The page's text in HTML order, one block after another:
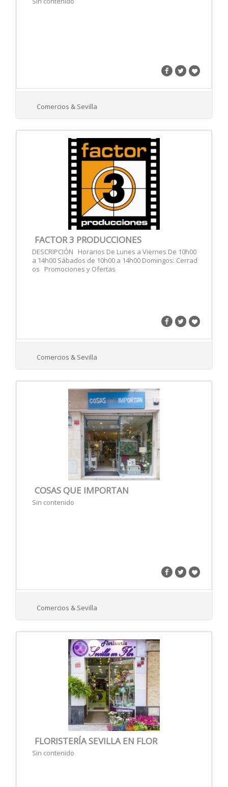
Comercios & Sevilla
FACTOR 3 PRODUCCIONES
DESCRIPCIÓN Horarios De Lunes a Viernes De 10h00
a 14h00 Sábados de 10h00 a 14h00 Domingos: Cerrad
os Promociones y Ofertas
Comercios & Sevilla
COSAS QUE IMPORTAN
Sin contenido
Comercios & Sevilla
FLORISTERÍA SEVILLA EN FLOR
Sin contenido